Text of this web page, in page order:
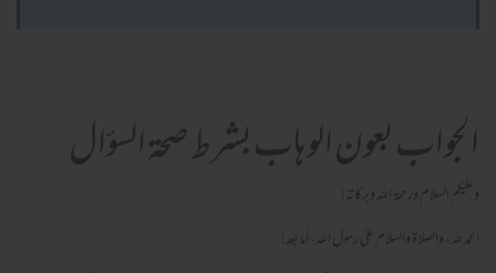
الجواب بعون الوهاب بشرط صحة السؤال
وعلیکم السلام ورحمة اللہ وبرکاته!
الحمد لله، والصلاة والسلام علىٰ رسول الله، أما بعد!